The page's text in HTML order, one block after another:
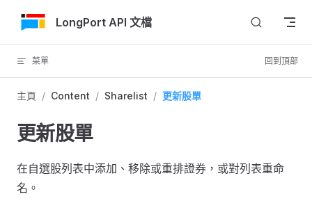
跳轉到內容LongPort API 文檔
菜單 回到頂部
主頁 / Content / Sharelist / 更新股單
更新股單
在自選股列表中添加、移除或重排證券，或對列表重命
名。